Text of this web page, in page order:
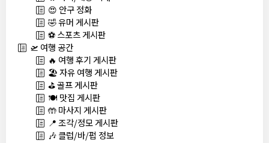
😍 안구 정화
🤣 유머 게시판
⚽ 스포츠 게시판
🛫 여행 공간
🔥 여행 후기 게시판
🏖️ 자유 여행 게시판
⛳ 골프 게시판
🍽️ 맛집 게시판
🤲 마사지 게시판
📍 조각/정모 게시판
🎶 클럽/바/펍 정보